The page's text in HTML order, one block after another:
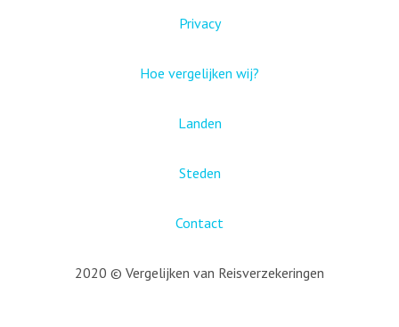
Privacy
Hoe vergelijken wij?
Landen
Steden
Contact
2020 © Vergelijken van Reisverzekeringen